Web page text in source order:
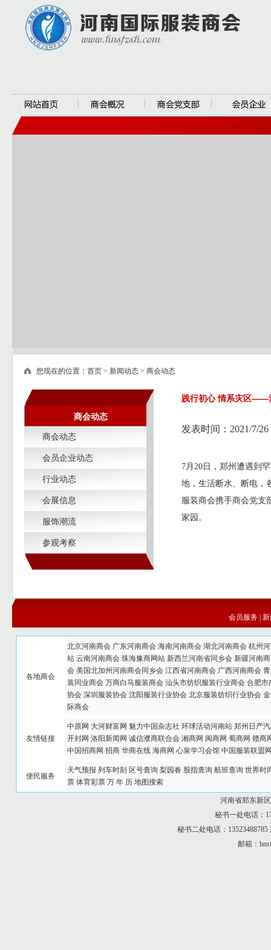
网站首页
您现在的位置： 首页 > 新闻动态 > 商会动态
商会动态
商会动态
会员企业动态
行业动态
会展信息
服饰潮流
参观考察
践行初心 情系灾区——
发表时间：2021/7/
7月 20 日，郑州遭遇到
地，生活断水、断电，
服装商会携手商会党支
家园。
会员服务
各地商会
北京河南商会 广东河南商会 海南河南商会 湖北河南商会 杭州
站 云南河南商会 珠海豫商网站 新西兰河南省同乡会 新疆河南
会 美国北加州河南商会同乡会 江西省河南商会 广西河南商会
装同业商会 万商白马服装商会 汕头市纺织服装行业商会 合肥市
协会 深圳服装协会 沈阳服装行业协会 北京服装纺织行业协会
际商会
友情链接
中原网 大河财富网 魅力中国杂志社 环球活动河南站 郑州日产
开封网 洛阳新闻网 诚信濮商联合会 湘商网 闽商网 蜀商网 赣商
中国招商网 招商 华商在线 海商网 心泉学习会馆 中国服装联盟
便民服务
天气预报 列车时刻 区号查询 梨园春 股指查询 航班查询 世界时
票 体育彩票 万 年 历 地图搜索
河南省郑东新
秘书一处电话：
秘书二处电话：
邮箱：